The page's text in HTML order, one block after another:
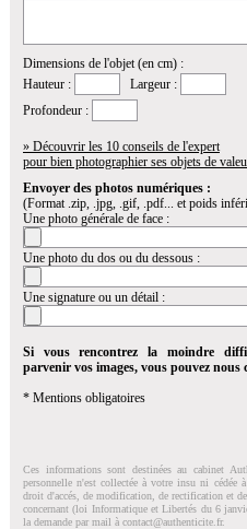
Dimensions de l'objet (en cm) :
Hauteur :
Largeur :
Profondeur :
» Découvrir les 10 conseils de l'expert
pour bien photographier ses objets de
Envoyer des photos numériques :
(Format .zip, .jpg, .gif, .pdf... et poids
Une photo générale de face :
Une photo du dos ou du dessous :
Une signature ou un détail :
Si vous rencontrez la moindre
parvenir vos images, vous pouvez nous
* Mentions obligatoires
Ces informations sont destinées au cabinet
personnelle n'est collectée à votre insu ni cédée
droit d'accés, de modification, de rectification et
concernant (loi Informatique et Libertés du 6
la demande par mail à contact@authenticite.fr.